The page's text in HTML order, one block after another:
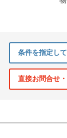
条件を指定し
直接お問合せ